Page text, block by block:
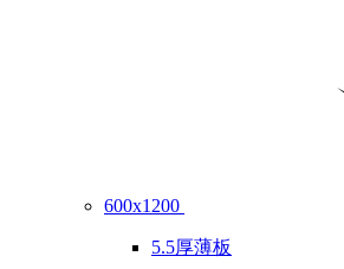
600x1200
5.5厚薄板